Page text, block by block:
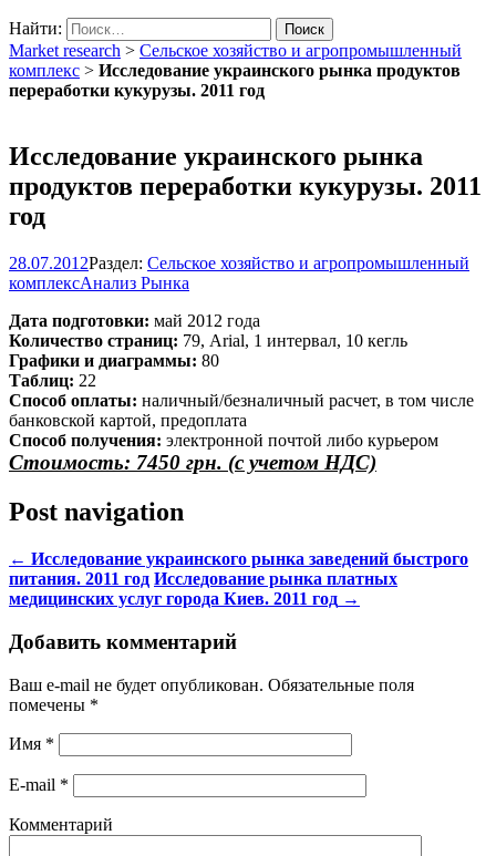
Найти:
Market research > Сельское хозяйство и агропромышленный
комплекс > Исследование украинского рынка продуктов
переработки кукурузы. 2011 год
Исследование украинского рынка
продуктов переработки кукурузы. 2011
год
28.07.2012Раздел: Сельское хозяйство и агропромышленный
комплексАнализ Рынка
Дата подготовки: май 2012 года
Количество страниц: 79, Arial, 1 интервал, 10 кегль
Графики и диаграммы: 80
Таблиц: 22
Способ оплаты: наличный/безналичный расчет, в том числе
банковской картой, предоплата
Способ получения: электронной почтой либо курьером
Стоимость: 7450 грн. (с учетом НДС)
Post navigation
← Исследование украинского рынка заведений быстрого
питания. 2011 год Исследование рынка платных
медицинских услуг города Киев. 2011 год →
Добавить комментарий
Ваш e-mail не будет опубликован. Обязательные поля
помечены *
Имя *
E-mail *
Комментарий